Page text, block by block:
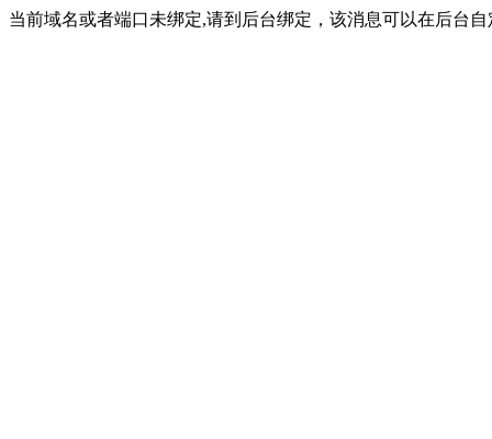
当前域名或者端口未绑定,请到后台绑定，该消息可以在后台自